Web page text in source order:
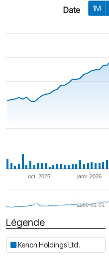
Date 1M
janv. 2026
oct. 2025
2020-01-01
Date
Légende
Kenon Holdings Ltd.